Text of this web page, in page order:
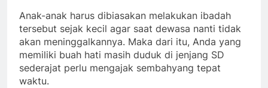
Anak-anak harus dibiasakan melakukan ibadah
tersebut sejak kecil agar saat dewasa nanti tidak
akan meninggalkannya. Maka dari itu, Anda yang
memiliki buah hati masih duduk di jenjang SD
sederajat perlu mengajak sembahyang tepat
waktu.